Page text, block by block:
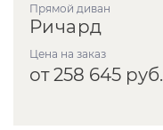
прямой диван
Ричард
Цена на заказ
от 258 645 руб.